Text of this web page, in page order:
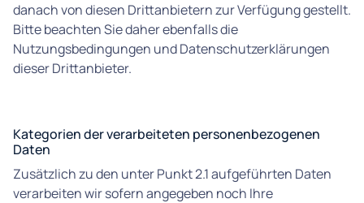
danach von diesen Drittanbietern zur Verfügung gestellt.
Bitte beachten Sie daher ebenfalls die
Nutzungsbedingungen und Datenschutzerklärungen
dieser Drittanbieter.
Kategorien der verarbeiteten personenbezogenen
Daten
Zusätzlich zu den unter Punkt 2.1 aufgeführten Daten
verarbeiten wir sofern angegeben noch Ihre